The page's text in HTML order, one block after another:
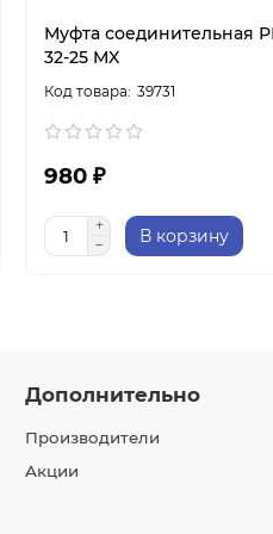
Муфта соединительная
32-25 MX
39731
980 ₽
В корзину
Дополнительно
Производители
Акции